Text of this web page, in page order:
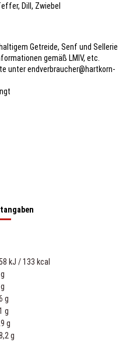
Dill, Zwiebel
Getreide, Senf und Sellerie
gemäß LMIV, etc.
unter endverbraucher@hartkorn-
kJ / 133 kcal
g
g
g
g